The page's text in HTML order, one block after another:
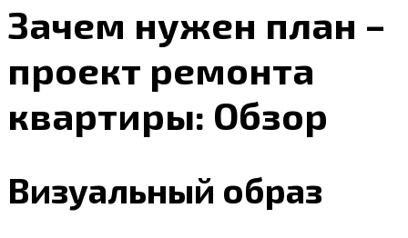
Зачем нужен план –
проект ремонта
квартиры: Обзор
Визуальный образ